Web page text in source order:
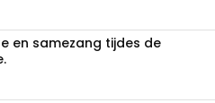
en samezang tijdes de